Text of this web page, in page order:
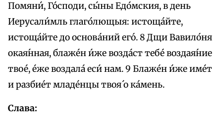
Помяни́, Го́споди, сы́ны Едо́мския, в день
Иерусали́мль глаго́лющыя: истоща́йте,
истоща́йте до основа́ний eго́. 8 Дщи Вавило́ня
окая́нная, блаже́н и́же возда́ст тебе́ воздая́ние
твое́, е́же воздала́ еси́ нам. 9 Блаже́н и́же име́т
и разбие́т младе́нцы твоя́ о ка́мень.
Слава: